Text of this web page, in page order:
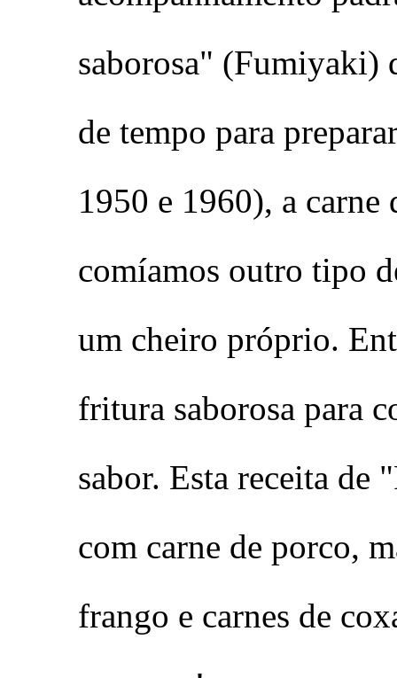
saborosa" (Fumiyaki)
de tempo para
1950 e 1960), a carne
comíamos outro tipo
um cheiro próprio.
fritura saborosa para
sabor. Esta receita de
com carne de porco,
frango e carnes de